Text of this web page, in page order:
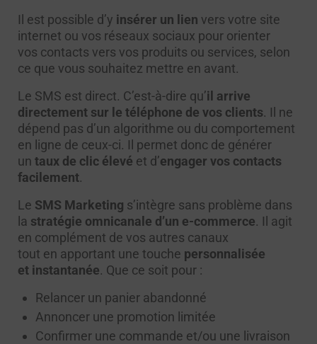
Il est possible d’y insérer un lien vers votre site
internet ou vos réseaux sociaux pour orienter
vos contacts vers vos produits ou services, selon
ce que vous souhaitez mettre en avant.
Le SMS est direct. C’est-à-dire qu’il arrive
directement sur le téléphone de vos clients. Il ne
dépend pas d’un algorithme ou du comportement
en ligne de ceux-ci. Il permet donc de générer
un taux de clic élevé et d’engager vos contacts
facilement.
Le SMS Marketing s’intègre sans problème dans
la stratégie omnicanale d’un e-commerce. Il agit
en complément de vos autres canaux
tout en apportant une touche personnalisée
et instantanée. Que ce soit pour :
Relancer un panier abandonné
Annoncer une promotion limitée
Confirmer une commande et/ou une livraison